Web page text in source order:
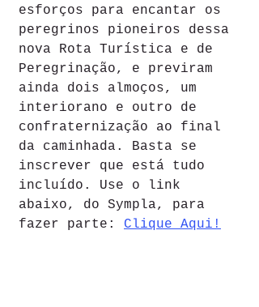
esforços para encantar os
peregrinos pioneiros dessa
nova Rota Turística e de
Peregrinação, e previram
ainda dois almoços, um
interiorano e outro de
confraternização ao final
da caminhada. Basta se
inscrever que está tudo
incluído. Use o link
abaixo, do Sympla, para
fazer parte: Clique Aqui!